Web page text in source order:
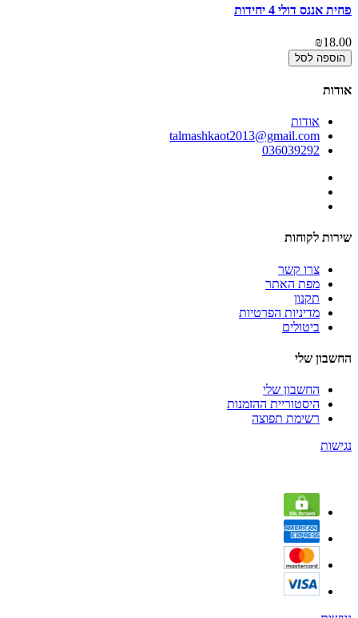
פחית אננס דולי 4 יחידות
₪18.00
הוספה לסל
אודות
אודות
talmashkaot2013@gmail.com
036039292
שירות לקוחות
צרו קשר
מפת האתר
תקנון
מדיניות הפרטיות
ביטולים
החשבון שלי
החשבון שלי
היסטוריית ההזמנות
רשימת תפוצה
נגישות